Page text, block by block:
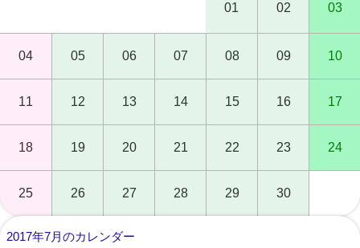
01 02 03
04 05 06 07 08 09 10
11 12 13 14 15 16 17
18 19 20 21 22 23 24
25 26 27 28 29 30
2017年7月のカレンダー